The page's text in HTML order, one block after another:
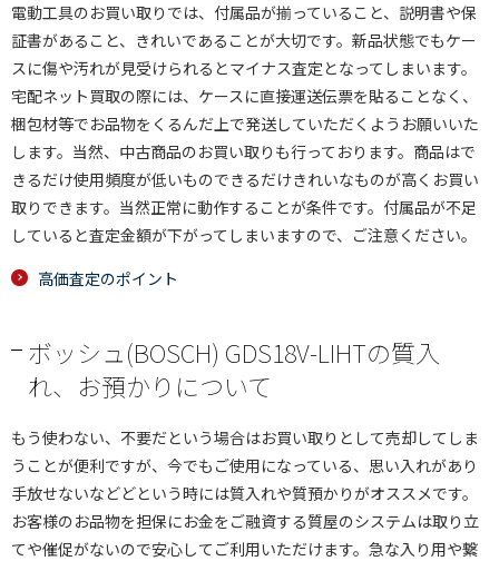
電動工具のお買い取りでは、付属品が揃っていること、説明書や保
証書があること、きれいであることが大切です。新品状態でもケー
スに傷や汚れが見受けられるとマイナス査定となってしまいます。
宅配ネット買取の際には、ケースに直接運送伝票を貼ることなく、
梱包材等でお品物をくるんだ上で発送していただくようお願いいた
します。当然、中古商品のお買い取りも行っております。商品はで
きるだけ使用頻度が低いものできるだけきれいなものが高くお買い
取りできます。当然正常に動作することが条件です。付属品が不足
していると査定金額が下がってしまいますので、ご注意ください。
高価査定のポイント
ボッシュ(BOSCH) GDS18V-LIHTの質入
れ、お預かりについて
もう使わない、不要だという場合はお買い取りとして売却してしま
うことが便利ですが、今でもご使用になっている、思い入れがあり
手放せないなどどという時には質入れや質預かりがオススメです。
お客様のお品物を担保にお金をご融資する質屋のシステムは取り立
てや催促がないので安心してご利用いただけます。急な入り用や繋